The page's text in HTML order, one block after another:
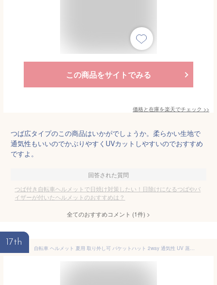
この商品をサイトでみる
価格と在庫を楽天でチェック >>
つば広タイプのこの商品はいかがでしょうか。柔らかい生地で
通気性もいいのでかぶりやすくUVカットしやすいのでおすすめ
ですよ。
回答された質問
つば付き自転車ヘルメットで日焼け対策したい！日除けになるつばやバ
イザーが付いたヘルメットのおすすめは？
全てのおすすめコメント (1件) >
17th
自転車 ヘルメット 夏用 取り外し可 バケットハット 2way 通気性 UV 蒸れない 落下防止 あごひも付 防災用 父の日 プレゼント おしゃれ